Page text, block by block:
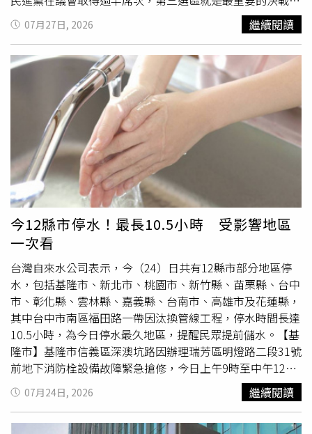
區；他告訴支持者，蔡秉璁是他的子弟兵，兼具年輕活力與
中央行政歷練，是民進黨在地方的新生代戰將，呼籲鄉親支
持，讓民進黨成功突破第三席。蔡秉璁今年36歲，求學期間
自台大電機系轉讀社會系，畢業後再取得清華
大學社會所碩
士學位，歷任前立委劉世芳助理、前總統府秘書長陳菊秘
書，也曾服務於陸委會、經濟部及台電等中央機關，現任邱
志偉競選團隊執行長，去年8月宣布投入高雄市議員第三選
區選舉，希望以跨領域歷練爭取選民支持。民進黨高雄市長
候選人賴瑞隆也盛讚蔡秉璁，說他在台電服務期間，無論是
電網建設推動或颱風災後電力搶修，都積極投入第一線工
作，展現執行力與責任感。賴瑞隆強調，高雄正處於城市轉
型與重大建設發展的重要階段，未來若要延續建設成果，除
了中央與地方行政團隊合作，也需要議會有更多理念相近的
新血加入，共同推動市政。高雄市議員第三選區本屆應選5
席，目前席次結構為民進黨2席、國民黨3席。現任綠營議員
黃秋媖、林志誠及藍營宋立彬、方信淵均將爭取連任；曾擔
任副議長40年的陸淑美，則交棒由女兒黃韻涵參選。此外，
前高雄市海洋局長張漢雄之子、擁有高雄科技大學水產科技
產業博士學位的張騏晟，也將以無黨籍身分投入選戰，使第
三選區競爭態勢更加激烈。
07月27日, 2026 繼續閱讀
今12縣市停水！最長10.5小時 受影響地區
一次看
台灣自來水公司表示，今（24）日共有12縣市部分地區停
水，包括基隆市、新北市、桃園市、新竹縣、苗栗縣、台中
市、彰化縣、雲林縣、嘉義縣、台南市、高雄市及花蓮縣，
其中台中市南區福田路一帶因汰換管線工程，停水時間長達
10.5小時，為今日停水最久地區，提醒民眾提前儲水。【基
隆市】基隆市信義區深澳坑路因辦理瑞芳區明燈路二段31號
前地下消防栓設備故障緊急搶修，今日上午9時至中午12時
停水3小時。【新北市】新北市瑞芳區岳王路、明燈路二
段、東西向快速萬里瑞濱線、深澳坑產業道路、深澳坑路、
瑞八公路、瑞芳街、逢甲路及三爪子坑路，因辦理地下消防
07月24日, 2026 繼續閱讀